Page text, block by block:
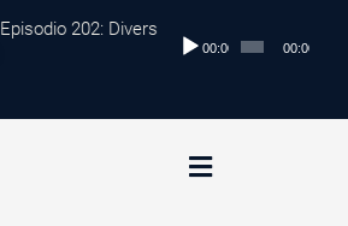
Episodio 202: Diversificación Global:
Reproductor
00:00 00:00